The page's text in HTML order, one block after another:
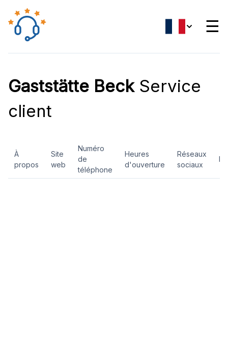
☰
Gaststätte BeckService
client
À
propos
Site
web
Numéro
de
téléphone
Heures
d'ouverture
Réseaux
sociaux